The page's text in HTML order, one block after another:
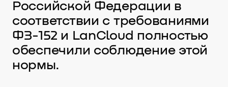
Российской Федерации в
соответствии с требованиями
ФЗ-152 и LanCloud полностью
обеспечили соблюдение этой
нормы.